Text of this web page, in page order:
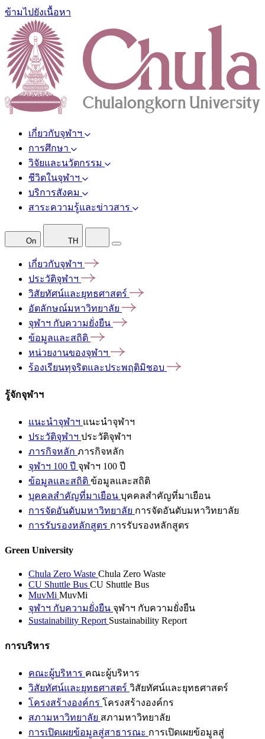
ข้ามไปยังเนื้อหา
เกี่ยวกับจุฬาฯ
การศึกษา
วิจัยและนวัตกรรม
ชีวิตในจุฬาฯ
บริการสังคม
สาระความรู้และข่าวสาร
On TH
เกี่ยวกับจุฬาฯ
ประวัติจุฬาฯ
วิสัยทัศน์และยุทธศาสตร์
อัตลักษณ์มหาวิทยาลัย
จุฬาฯ กับความยั่งยืน
ข้อมูลและสถิติ
หน่วยงานของจุฬาฯ
ร้องเรียนทุจริตและประพฤติมิชอบ
รู้จักจุฬาฯ
แนะนำจุฬาฯ แนะนำจุฬาฯ
ประวัติจุฬาฯ ประวัติจุฬาฯ
ภารกิจหลัก ภารกิจหลัก
จุฬาฯ 100 ปี จุฬาฯ 100 ปี
ข้อมูลและสถิติ ข้อมูลและสถิติ
บุคคลสำคัญที่มาเยือน บุคคลสำคัญที่มาเยือน
การจัดอันดับมหาวิทยาลัย การจัดอันดับมหาวิทยาลัย
การรับรองหลักสูตร การรับรองหลักสูตร
Green University
Chula Zero Waste Chula Zero Waste
CU Shuttle Bus CU Shuttle Bus
MuvMi MuvMi
จุฬาฯ กับความยั่งยืน จุฬาฯ กับความยั่งยืน
Sustainability Report Sustainability Report
การบริหาร
คณะผู้บริหาร คณะผู้บริหาร
วิสัยทัศน์และยุทธศาสตร์ วิสัยทัศน์และยุทธศาสตร์
โครงสร้างองค์กร โครงสร้างองค์กร
สภามหาวิทยาลัย สภามหาวิทยาลัย
การเปิดเผยข้อมูลสู่สาธารณะ การเปิดเผยข้อมูลสู่